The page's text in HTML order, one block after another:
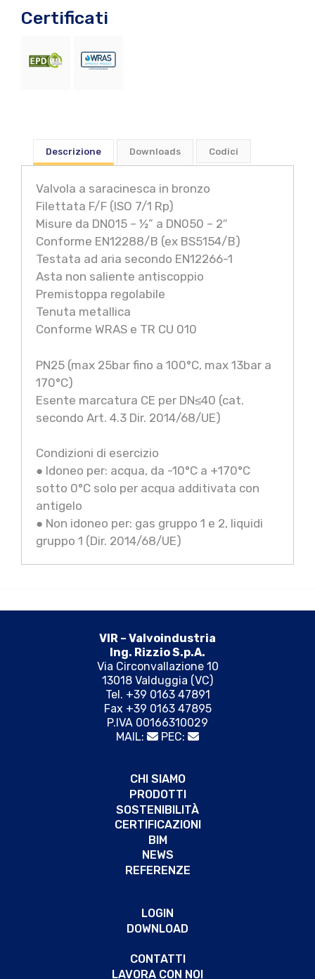
Certificati
Descrizione Downloads Codici
Valvola a saracinesca in bronzo
Filettata F/F (ISO 7/1 Rp)
Misure da DN015 – ½” a DN050 – 2″
Conforme EN12288/B (ex BS5154/B)
Testata ad aria secondo EN12266-1
Asta non saliente antiscoppio
Premistoppa regolabile
Tenuta metallica
Conforme WRAS e TR CU 010
PN25 (max 25bar fino a 100°C, max 13bar a
170°C)
Esente marcatura CE per DN≤40 (cat.
secondo Art. 4.3 Dir. 2014/68/UE)
Condizioni di esercizio
● Idoneo per: acqua, da -10°C a +170°C
sotto 0°C solo per acqua additivata con
antigelo
● Non idoneo per: gas gruppo 1 e 2, liquidi
gruppo 1 (Dir. 2014/68/UE)
VIR – Valvoindustria
Ing. Rizzio S.p.A.
Via Circonvallazione 10
13018 Valduggia (VC)
Tel. +39 0163 47891
Fax +39 0163 47895
P.IVA 00166310029
MAIL:
PEC:
CHI SIAMO
PRODOTTI
SOSTENIBILITÀ
CERTIFICAZIONI
BIM
NEWS
REFERENZE
LOGIN
DOWNLOAD
CONTATTI
LAVORA CON NOI